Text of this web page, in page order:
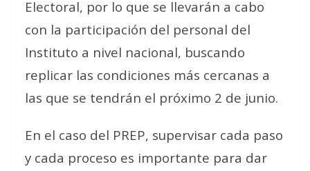
Electoral, por lo que se llevarán a cabo
con la participación del personal del
Instituto a nivel nacional, buscando
replicar las condiciones más cercanas a
las que se tendrán el próximo 2 de junio.
En el caso del PREP, supervisar cada paso
y cada proceso es importante para dar